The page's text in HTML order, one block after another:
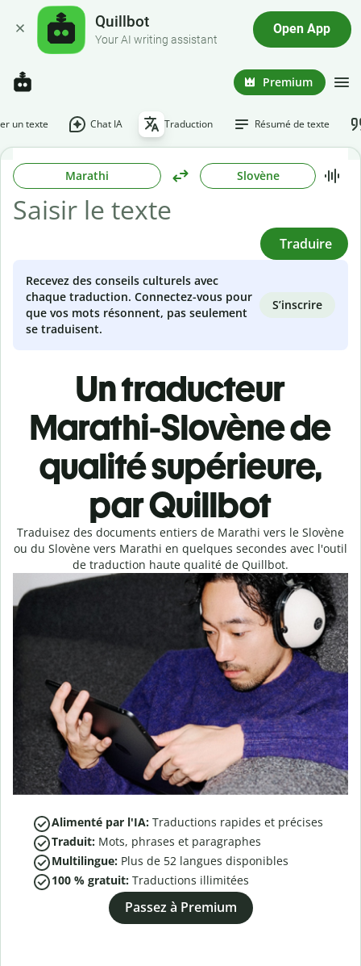
Quillbot
Your AI writing assistant
Open App
Premium
un texte Chat IA Traduction Résumé de texte
Marathi Slovène
Traduire
Recevez des conseils culturels avec
chaque traduction. Connectez-vous pour
que vos mots résonnent, pas seulement
se traduisent.
S’inscrire
Un traducteur
Marathi-Slovène de
qualité supérieure,
par Quillbot
Traduisez des documents entiers de Marathi vers le Slovène
ou du Slovène vers Marathi en quelques secondes avec l'outil
de traduction haute qualité de Quillbot.
Alimenté par l'IA: Traductions rapides et précises
Traduit: Mots, phrases et paragraphes
Multilingue: Plus de 52 langues disponibles
100 % gratuit: Traductions illimitées
Passez à Premium